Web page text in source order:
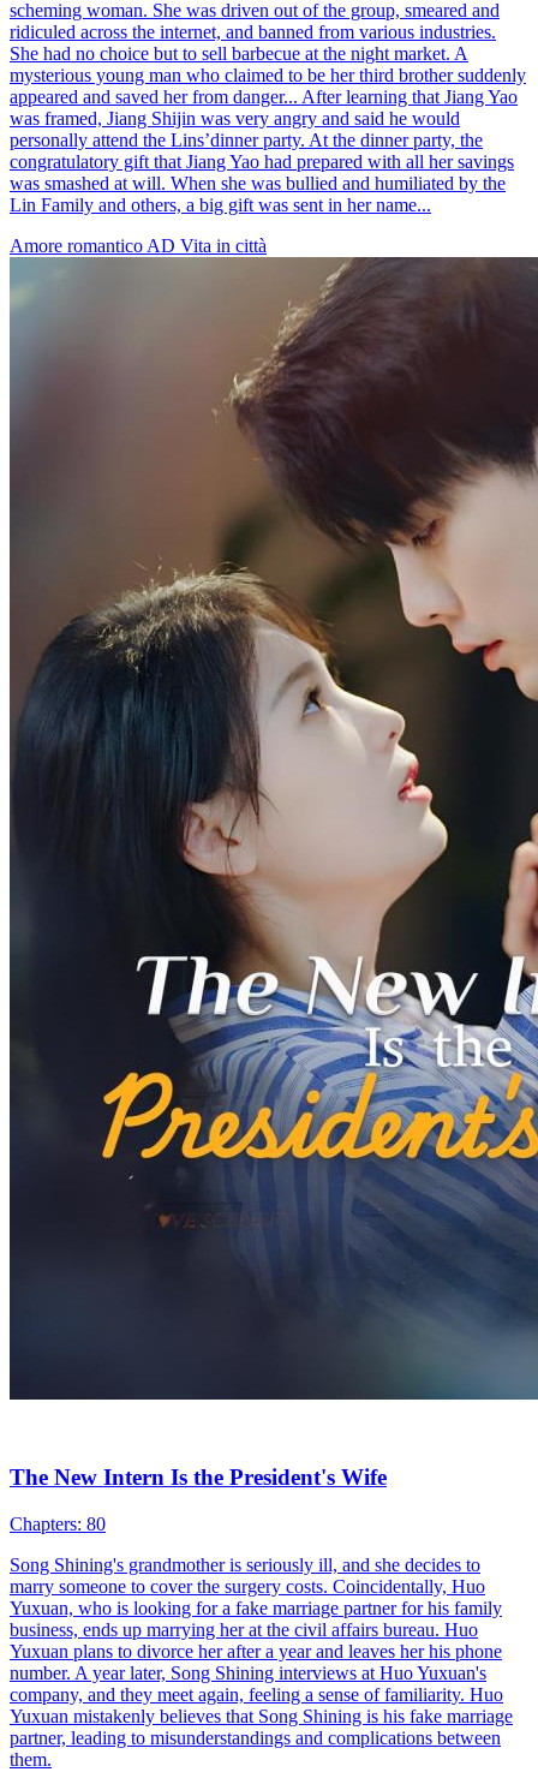
scheming woman. She was driven out of the group, smeared and
ridiculed across the internet, and banned from various industries.
She had no choice but to sell barbecue at the night market. A
mysterious young man who claimed to be her third brother suddenly
appeared and saved her from danger... After learning that Jiang Yao
was framed, Jiang Shijin was very angry and said he would
personally attend the Lins’dinner party. At the dinner party, the
congratulatory gift that Jiang Yao had prepared with all her savings
was smashed at will. When she was bullied and humiliated by the
Lin Family and others, a big gift was sent in her name...
Amore romantico AD Vita in città
The New Intern Is the President's Wife
Chapters: 80
Song Shining's grandmother is seriously ill, and she decides to
marry someone to cover the surgery costs. Coincidentally, Huo
Yuxuan, who is looking for a fake marriage partner for his family
business, ends up marrying her at the civil affairs bureau. Huo
Yuxuan plans to divorce her after a year and leaves her his phone
number. A year later, Song Shining interviews at Huo Yuxuan's
company, and they meet again, feeling a sense of familiarity. Huo
Yuxuan mistakenly believes that Song Shining is his fake marriage
partner, leading to misunderstandings and complications between
them.